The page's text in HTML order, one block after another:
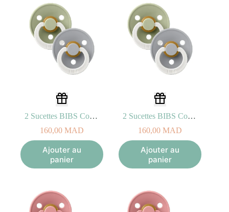
2 Sucettes BIBS Colour Symetric Sage/Cloud – GLOW (0-6mois)
160,00 MAD
Ajouter au
panier
2 Sucettes BIBS Colour Symetric Sage/Cloud – GLOW (6-18mois)
160,00 MAD
Ajouter au
panier